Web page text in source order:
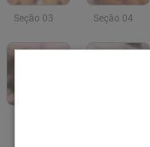
Seção 03 Seção 04